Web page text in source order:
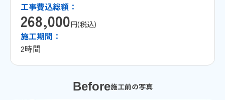
工事費込総額：
268,000円(税込)
施工期間：
2時間
Before施工前の写真